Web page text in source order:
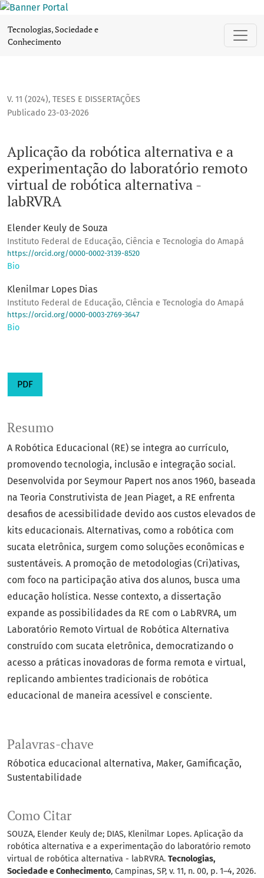
Tecnologias, Sociedade e
Conhecimento
V. 11 (2024), TESES E DISSERTAÇÕES
Aplicação da robótica alternativa e a
experimentação do laboratório remoto
virtual de robótica alternativa -
labRVRA
Publicado 23-03-2026
Elender Keuly de Souza
Instituto Federal de Educação, Ciência e Tecnologia do Amapá
https://orcid.org/0000-0002-3139-8520
Bio
Klenilmar Lopes Dias
Instituto Federal de Educação, CIência e Tecnologia do Amapá
https://orcid.org/0000-0003-2769-3647
Bio
PDF
Palavras-chave
Róbotica educacional alternativa Maker Gamificação
Sustentabilidade
Como Citar
SOUZA, Elender Keuly de; DIAS, Klenilmar Lopes. Aplicação da
robótica alternativa e a experimentação do laboratório remoto
virtual de robótica alternativa - labRVRA. Tecnologias,
Sociedade e Conhecimento, Campinas, SP, v. 11, n. 00, p. 1–4, 2026.
Resumo
A Robótica Educacional (RE) se integra ao currículo,
promovendo tecnologia, inclusão e integração social.
Desenvolvida por Seymour Papert nos anos 1960, baseada
na Teoria Construtivista de Jean Piaget, a RE enfrenta
desafios de acessibilidade devido aos custos elevados de
kits educacionais. Alternativas, como a robótica com
sucata eletrônica, surgem como soluções econômicas e
sustentáveis. A promoção de metodologias (Cri)ativas,
com foco na participação ativa dos alunos, busca uma
educação holística. Nesse contexto, a dissertação
expande as possibilidades da RE com o LabRVRA, um
Laboratório Remoto Virtual de Robótica Alternativa
construído com sucata eletrônica, democratizando o
acesso a práticas inovadoras de forma remota e virtual,
replicando ambientes tradicionais de robótica
educacional de maneira acessível e consciente.